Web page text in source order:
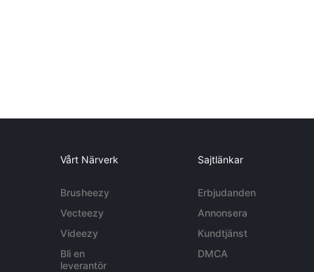
Vårt Närverk
Brusheezy
Vecteezy
Videezy
Bli en
leverantör
Sajtlänkar
Erbjudanden
Annonsera
Kundtjänst
DMCA